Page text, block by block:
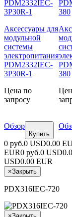
Аксессуары для
модульной
системы
электропитания
PDM2332IEC-
3P30R-1
Цена по
запросу
Обзор
Купить
380
0 руб.0 USD0.00
EUR0 руб.0 USD
USD0.00 EUR
×Закрыть
PDX316IEC-720